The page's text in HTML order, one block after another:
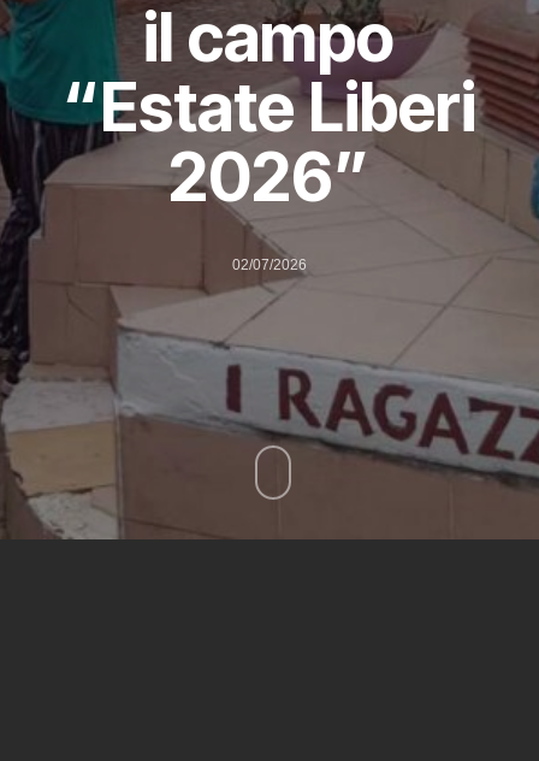
il campo
“Estate Liberi
2026”
02/07/2026